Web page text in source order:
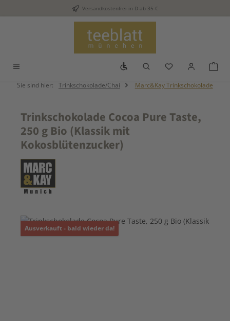
Zum Hauptinhalt springenVersandkostenfrei in D ab 35 €
Werkzeugleiste anzeigen
Du hast 0
Sie sind hier: Trinkschokolade/Chai Marc&Kay Trinkschokolade
Trinkschokolade Cocoa Pure Taste,
250 g Bio (Klassik mit
Kokosblütenzucker)
Bildergalerie überspringen
Ausverkauft - bald wieder da!